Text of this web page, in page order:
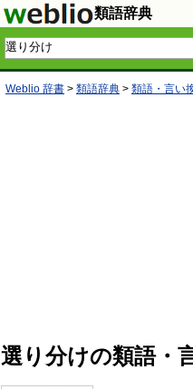
類語辞典
Weblio 辞書 > 類語辞典 > 類語・言い
選り分けの類語・